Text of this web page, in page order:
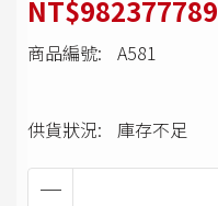
NT$982377789
商品編號: A581
供貨狀況: 庫存不足